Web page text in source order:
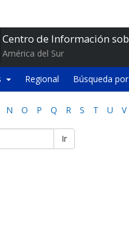
Centro de Información
América del Sur
Regional Búsqueda
N O P Q R S T U V
Ir